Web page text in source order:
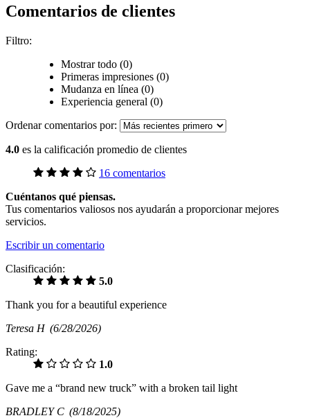
Comentarios de clientes
Filtro:
Mostrar todo (0)
Primeras impresiones (0)
Mudanza en línea (0)
Experiencia general (0)
Ordenar comentarios por:
4.0 es la calificación promedio de clientes
16 comentarios
Cuéntanos qué piensas.
Tus comentarios valiosos nos ayudarán a proporcionar mejores
servicios.
Escribir un comentario
Clasificación:
5.0
Thank you for a beautiful experience
Teresa H (6/28/2026)
Rating:
1.0
Gave me a “brand new truck” with a broken tail light
BRADLEY C (8/18/2025)